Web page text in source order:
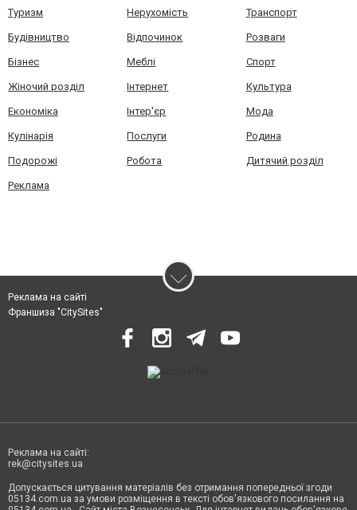
Туризм Нерухомість Транспорт
Будівництво Відпочинок Розваги
Бізнес Меблі Спорт
Жіночий розділ Інтернет Культура
Економіка Інтер'єр Мода
Кулінарія Послуги Родина
Подорожі Робота Дитячий розділ
Реклама
Реклама на сайті
Франшиза "CitySites"
Реклама на сайті:
rek@citysites.ua
Допускається цитування матеріалів без отримання попередньої згоди
05134.com.ua за умови розміщення в тексті обов'язкового посилання на